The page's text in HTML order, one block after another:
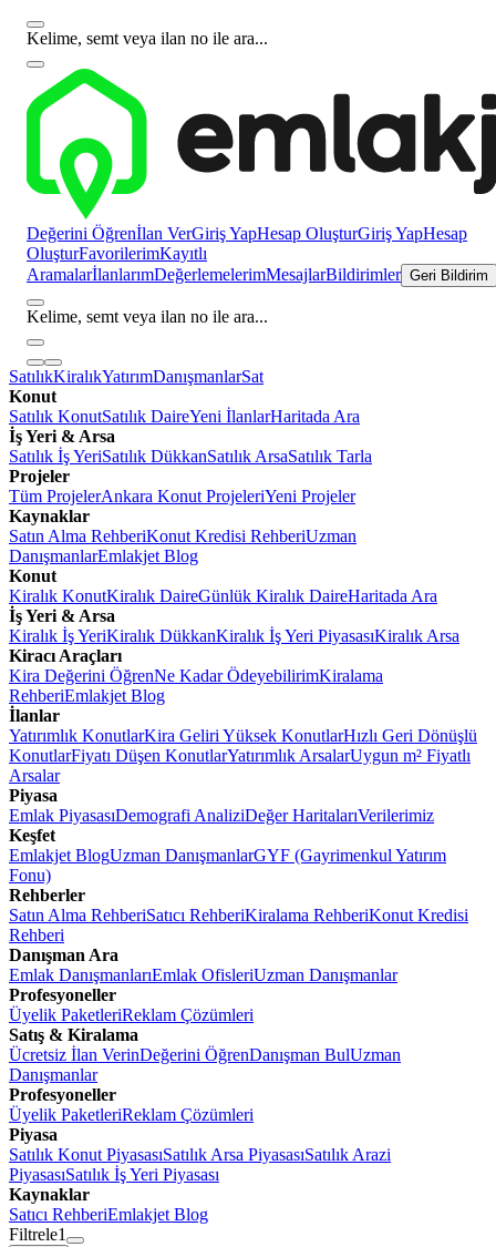
Kelime, semt veya ilan no ile ara...
Değerini Öğrenİlan VerGiriş YapHesap OluşturGiriş YapHesap
OluşturFavorilerimKayıtlı
AramalarİlanlarımDeğerlemelerimMesajlarBildirimler Geri Bildirim
Kelime, semt veya ilan no ile ara...
SatılıkKiralıkYatırımDanışmanlarSat
Konut
Satılık KonutSatılık DaireYeni İlanlarHaritada Ara
İş Yeri & Arsa
Satılık İş YeriSatılık DükkanSatılık ArsaSatılık Tarla
Projeler
Tüm ProjelerAnkara Konut ProjeleriYeni Projeler
Kaynaklar
Satın Alma RehberiKonut Kredisi RehberiUzman
DanışmanlarEmlakjet Blog
Konut
Kiralık KonutKiralık DaireGünlük Kiralık DaireHaritada Ara
İş Yeri & Arsa
Kiralık İş YeriKiralık DükkanKiralık İş Yeri PiyasasıKiralık Arsa
Kiracı Araçları
Kira Değerini ÖğrenNe Kadar ÖdeyebilirimKiralama
RehberiEmlakjet Blog
İlanlar
Yatırımlık KonutlarKira Geliri Yüksek KonutlarHızlı Geri Dönüşlü
KonutlarFiyatı Düşen KonutlarYatırımlık ArsalarUygun m² Fiyatlı
Arsalar
Piyasa
Emlak PiyasasıDemografi AnaliziDeğer HaritalarıVerilerimiz
Keşfet
Emlakjet BlogUzman DanışmanlarGYF (Gayrimenkul Yatırım
Fonu)
Rehberler
Satın Alma RehberiSatıcı RehberiKiralama RehberiKonut Kredisi
Rehberi
Danışman Ara
Emlak DanışmanlarıEmlak OfisleriUzman Danışmanlar
Profesyoneller
Üyelik PaketleriReklam Çözümleri
Satış & Kiralama
Ücretsiz İlan VerinDeğerini ÖğrenDanışman BulUzman
Danışmanlar
Profesyoneller
Üyelik PaketleriReklam Çözümleri
Piyasa
Satılık Konut PiyasasıSatılık Arsa PiyasasıSatılık Arazi
PiyasasıSatılık İş Yeri Piyasası
Kaynaklar
Satıcı RehberiEmlakjet Blog
Filtrele1